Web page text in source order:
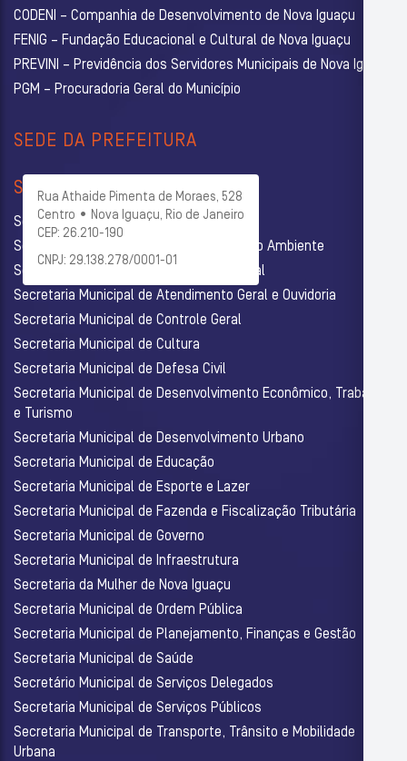
CODENI – Companhia de Desenvolvimento de Nova Iguaçu
FENIG – Fundação Educacional e Cultural de Nova Iguaçu
PREVINI – Previdência dos Servidores Municipais de Nova Iguaçu
PGM – Procuradoria Geral do Município
SEDE DA PREFEITURA
Rua Athaide Pimenta de Moraes, 528
Centro • Nova Iguaçu, Rio de Janeiro
CEP: 26.210-190
CNPJ: 29.138.278/0001-01
SECRETARIAS
Secretaria Municipal de Administração
Secretaria Municipal de Agricultura e Meio Ambiente
Secretaria Municipal de Assistência Social
Secretaria Municipal de Atendimento Geral e Ouvidoria
Secretaria Municipal de Controle Geral
Secretaria Municipal de Cultura
Secretaria Municipal de Defesa Civil
Secretaria Municipal de Desenvolvimento Econômico, Trabalho
e Turismo
Secretaria Municipal de Desenvolvimento Urbano
Secretaria Municipal de Educação
Secretaria Municipal de Esporte e Lazer
Secretaria Municipal de Fazenda e Fiscalização Tributária
Secretaria Municipal de Governo
Secretaria Municipal de Infraestrutura
Secretaria da Mulher de Nova Iguaçu
Secretaria Municipal de Ordem Pública
Secretaria Municipal de Planejamento, Finanças e Gestão
Secretaria Municipal de Saúde
Secretário Municipal de Serviços Delegados
Secretaria Municipal de Serviços Públicos
Secretaria Municipal de Transporte, Trânsito e Mobilidade
Urbana